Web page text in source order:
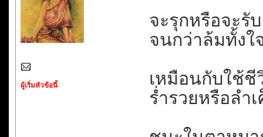
ผู้เริ่มหัวข้อนี้
จะรุกหรือจะรั
จนกว่าล้มทั้งใ
เหมือนกับใช้ชี
ร่ำรวยหรือลำ